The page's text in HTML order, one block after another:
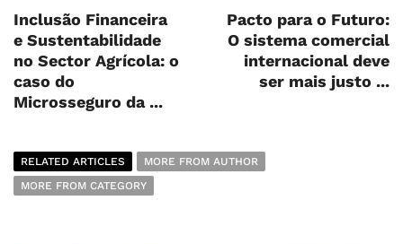
Inclusão Financeira
e Sustentabilidade
no Sector Agrícola: o
caso do
Microsseguro da ...
Pacto para o Futuro:
O sistema comercial
internacional deve
ser mais justo ...
RELATED ARTICLES
MORE FROM AUTHOR
MORE FROM CATEGORY